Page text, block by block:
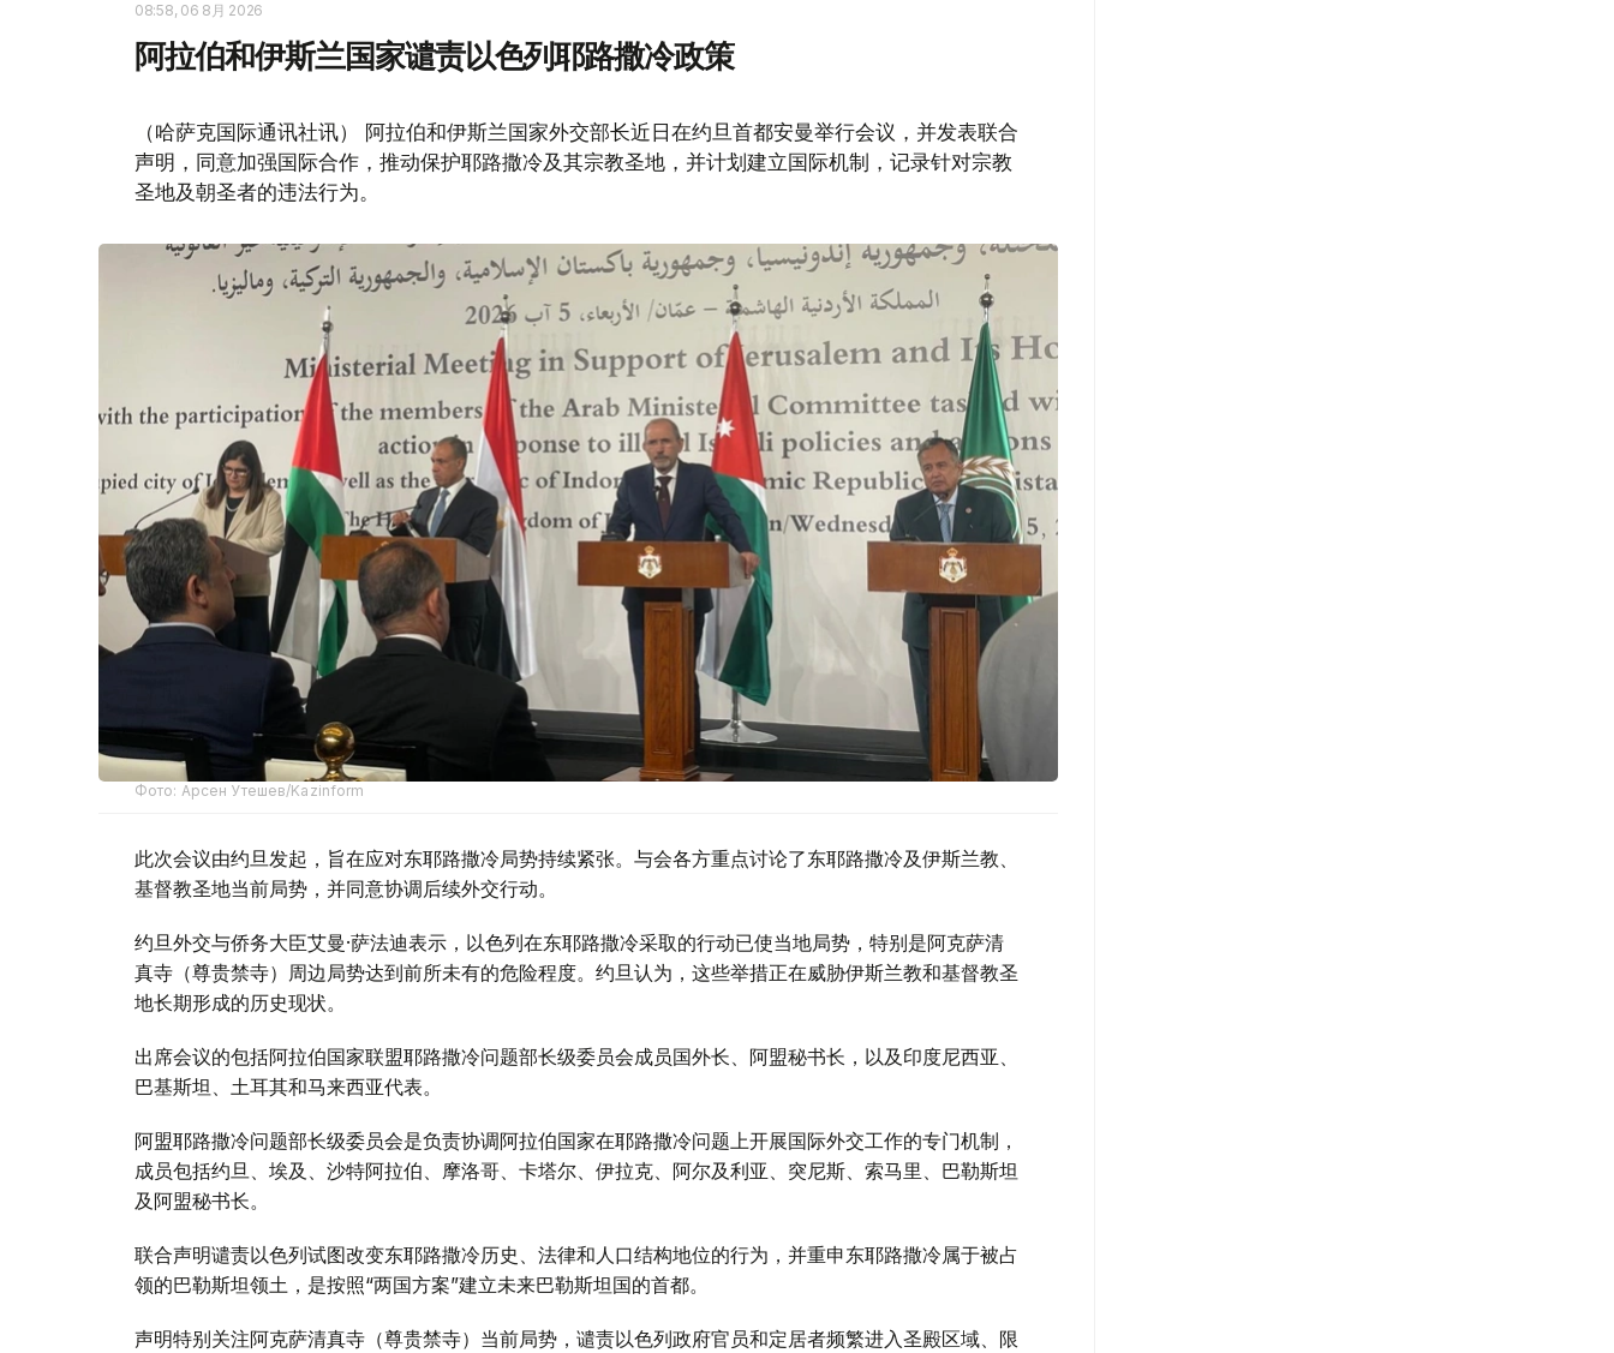
08:58, 06 8月 2026
阿拉伯和伊斯兰国家谴责以色列耶路撒冷政策
（哈萨克国际通讯社讯） 阿拉伯和伊斯兰国家外交部长近日在约旦首都安曼举行会议，并发表联合
声明，同意加强国际合作，推动保护耶路撒冷及其宗教圣地，并计划建立国际机制，记录针对宗教
圣地及朝圣者的违法行为。
Фото: Арсен Утешев/Kazinform
此次会议由约旦发起，旨在应对东耶路撒冷局势持续紧张。与会各方重点讨论了东耶路撒冷及伊斯兰教、
基督教圣地当前局势，并同意协调后续外交行动。
约旦外交与侨务大臣艾曼·萨法迪表示，以色列在东耶路撒冷采取的行动已使当地局势，特别是阿克萨清
真寺（尊贵禁寺）周边局势达到前所未有的危险程度。约旦认为，这些举措正在威胁伊斯兰教和基督教圣
地长期形成的历史现状。
出席会议的包括阿拉伯国家联盟耶路撒冷问题部长级委员会成员国外长、阿盟秘书长，以及印度尼西亚、
巴基斯坦、土耳其和马来西亚代表。
阿盟耶路撒冷问题部长级委员会是负责协调阿拉伯国家在耶路撒冷问题上开展国际外交工作的专门机制，
成员包括约旦、埃及、沙特阿拉伯、摩洛哥、卡塔尔、伊拉克、阿尔及利亚、突尼斯、索马里、巴勒斯坦
及阿盟秘书长。
联合声明谴责以色列试图改变东耶路撒冷历史、法律和人口结构地位的行为，并重申东耶路撒冷属于被占
领的巴勒斯坦领土，是按照“两国方案”建立未来巴勒斯坦国的首都。
声明特别关注阿克萨清真寺（尊贵禁寺）当前局势，谴责以色列政府官员和定居者频繁进入圣殿区域、限